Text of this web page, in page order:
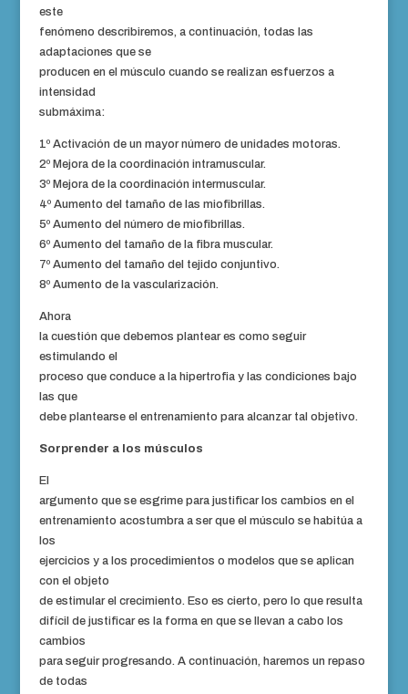
este
fenómeno describiremos, a continuación, todas las
adaptaciones que se
producen en el músculo cuando se realizan esfuerzos a
intensidad
submáxima:
1º Activación de un mayor número de unidades motoras.
2º Mejora de la coordinación intramuscular.
3º Mejora de la coordinación intermuscular.
4º Aumento del tamaño de las miofibrillas.
5º Aumento del número de miofibrillas.
6º Aumento del tamaño de la fibramuscular.
7º Aumento del tamaño del tejido conjuntivo.
8º Aumento de la vascularización.
Ahora
la cuestión que debemos plantear es como seguir
estimulando el
proceso que conduce a la hipertrofia y las condiciones bajo
las que
debe plantearse el entrenamiento para alcanzar tal objetivo.
Sorprender a los músculos
El
argumento que se esgrime para justificar los cambios en el
entrenamiento acostumbra a ser que el músculo se habitúa a
los
ejercicios y a los procedimientos o modelos que se aplican
con el objeto
de estimular el crecimiento. Eso es cierto, pero lo que resulta
difícil de justificar es la forma en que se llevan a cabo los
cambios
para seguir progresando. A continuación, haremos un repaso
de todas